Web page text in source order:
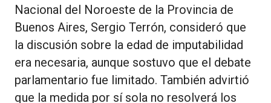
Nacional del Noroeste de la Provincia de
Buenos Aires, Sergio Terrón, consideró que
la discusión sobre la edad de imputabilidad
era necesaria, aunque sostuvo que el debate
parlamentario fue limitado. También advirtió
que la medida por sí sola no resolverá los